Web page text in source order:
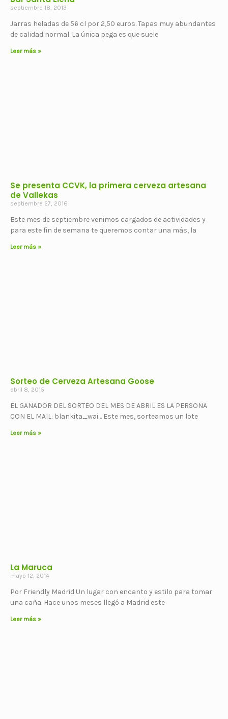
septiembre 18, 2013
Jarras heladas de 56 cl por 2,50 euros. Tapas muy abundantes
de calidad normal. La única pega es que suele
Leer más »
Se presenta CCVK, la primera cerveza artesana
de Vallekas
septiembre 27, 2016
Este mes de septiembre venimos cargados de actividades y
para este fin de semana te queremos contar una más, la
Leer más »
Sorteo de Cerveza Artesana Goose
abril 8, 2015
EL GANADOR DEL SORTEO DEL MES DE ABRIL ES LA PERSONA
CON EL MAIL: blankita_wai… Este mes, sorteamos un lote
Leer más »
La Maruca
mayo 12, 2014
Por Friendly Madrid Un lugar con encanto y estilo para tomar
una caña. Hace unos meses llegó a Madrid este
Leer más »